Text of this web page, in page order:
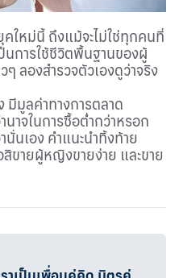
คใหม่นี้ ถึงแม้จะไม่ใช่ทุกคนที่
การใช้ชีวิตพื้นฐานของผู้
ลองสำรวจตัวเองดูว่าจริง
มูลค่าทางการตลาด
นาจในการซื้อต่ำกว่าหรอก
เอง คำแนะนำทิ้งท้าย
ขายผู้หญิงขายง่าย และขาย